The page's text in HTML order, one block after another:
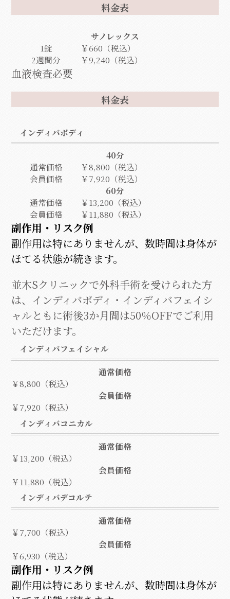
料金表
サノレックス
1錠
￥660（税込）
2週間分
￥9,240（税込）
血液検査必要
料金表
インディバボディ
40分
通常価格
￥8,800（税込）
会員価格
￥7,920（税込）
60分
通常価格
￥13,200（税込）
会員価格
￥11,880（税込）
副作用・リスク例
副作用は特にありませんが、数時間は身体が
ほてる状態が続きます。
並木Sクリニックで外科手術を受けられた方
は、インディバボディ・インディバフェイシ
ャルともに術後3か月間は50％OFFでご利用
いただけます。
インディバフェイシャル
通常価格
￥8,800（税込）
会員価格
￥7,920（税込）
インディバコニカル
通常価格
￥13,200（税込）
会員価格
￥11,880（税込）
インディバデコルテ
通常価格
￥7,700（税込）
会員価格
￥6,930（税込）
副作用・リスク例
副作用は特にありませんが、数時間は身体が